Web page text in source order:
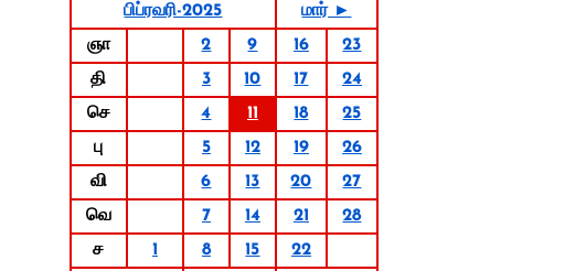
பிப்ரவரி-2025
மார் ►
ஞா
2 9 16
23
தி
3 10 17
24
செ
4 11 18
25
பு
5 12 19
26
வி
6 13 20
27
வெ
7 14 21
28
ச
1 8 15
22